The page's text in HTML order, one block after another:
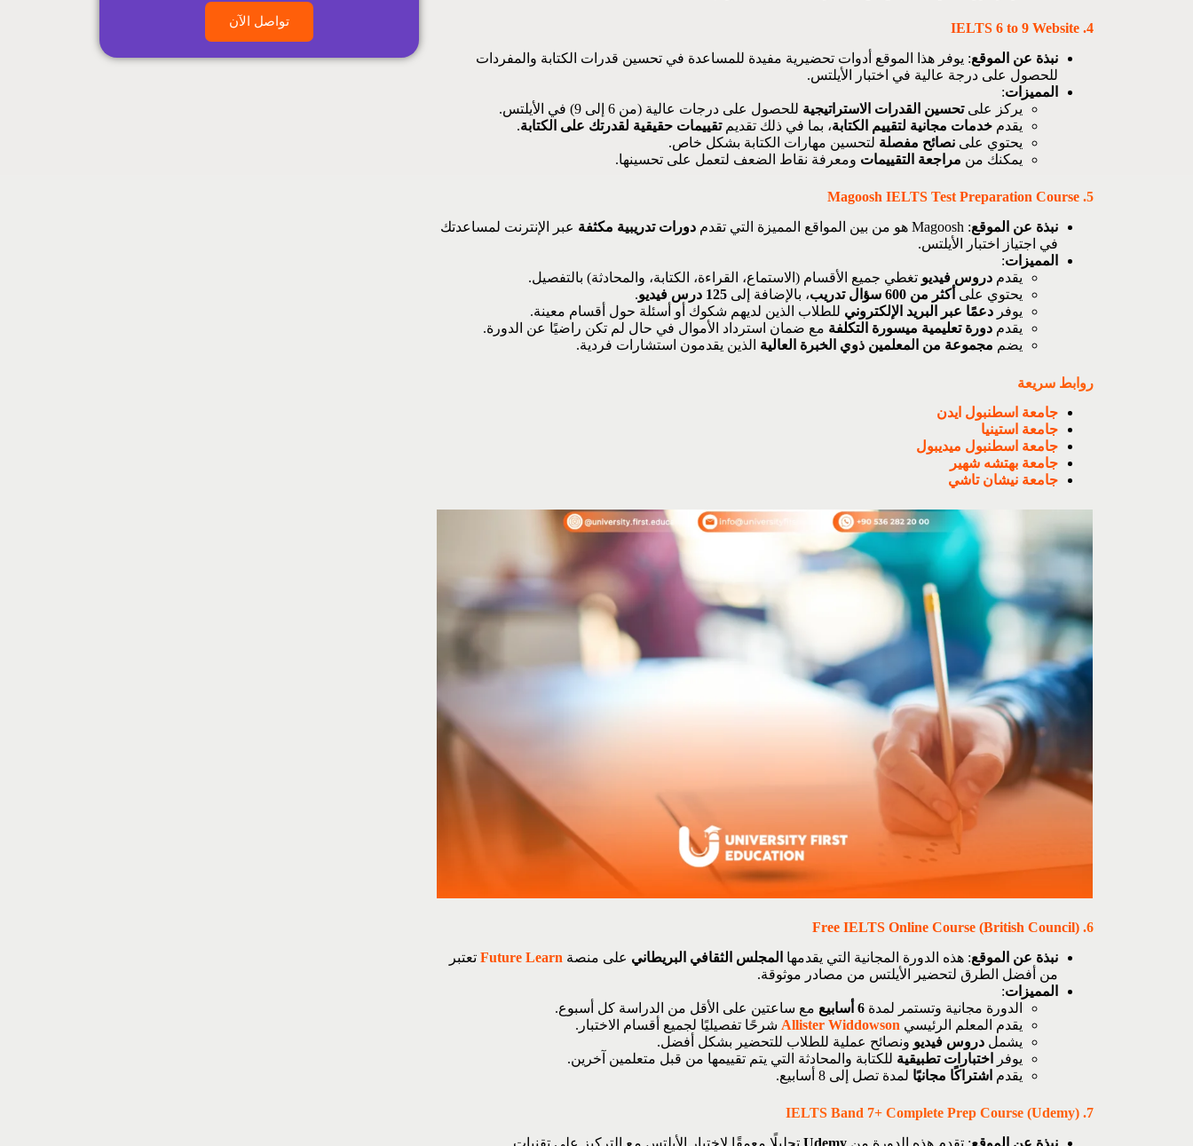
تواصل الآن
4. IELTS 6 to 9 Website
نبذة عن الموقع: يوفر هذا الموقع أدوات تحضيرية مفيدة للمساعدة في تحسين قدرات الكتابة والمفردات
للحصول على درجة عالية في اختبار الأيلتس.
المميزات:
يركز علىتحسين القدرات الاستراتيجية للحصول على درجات عالية (من 6 إلى 9) في الأيلتس.
يقدمخدمات مجانية لتقييم الكتابة، بما في ذلك تقديمتقييمات حقيقية لقدرتك على الكتابة.
يحتوي علىنصائح مفصلة لتحسين مهارات الكتابة بشكل خاص.
يمكنك من مراجعة التقييمات ومعرفة نقاط الضعف لتعمل على تحسينها.
5.
Magoosh IELTS Test Preparation Course
نبذة عن الموقع: Magoosh هو من بين المواقع المميزة التي تقدم دورات تدريبية مكثفة عبر الإنترنت لمساعدتك
في اجتياز اختبار الأيلتس.
المميزات:
يقدمدروس فيديو تغطي جميع الأقسام (الاستماع، القراءة، الكتابة، والمحادثة) بالتفصيل.
يحتوي على أكثر من 600 سؤال تدريب ، بالإضافة إلى125 درس فيديو
.
يوفردعمًا عبر البريد الإلكتروني للطلاب الذين لديهم شكوك أو أسئلة حول أقسام معينة.
يقدمدورة تعليمية ميسورة التكلفة مع ضمان استرداد الأموال في حال لم تكن راضيًا عن الدورة.
يضم مجموعة من المعلمين ذوي الخبرة العالية الذين يقدمون استشارات فردية.
روابط سريعة
جامعة اسطنبول ايدن
جامعة استينيا
جامعة اسطنبول ميديبول
جامعة بهتشه شهير
جامعة نيشان تاشي
6.
Free IELTS Online Course (British Council)
نبذة عن الموقع: هذه الدورة المجانية التي يقدمها المجلس الثقافي البريطاني على منصة Future Learn تعتبر
من أفضل الطرق لتحضير الأيلتس من مصادر موثوقة.
المميزات:
الدورة مجانية وتستمر لمدة6 أسابيع
مع ساعتين على الأقل من الدراسة كل أسبوع.
يقدم المعلم الرئيسي Allister Widdowson شرحًا تفصيليًا لجميع أقسام الاختبار.
يشملدروس فيديو ونصائح عملية للطلاب للتحضير بشكل أفضل.
يوفر
اختبارات تطبيقية للكتابة والمحادثة التي يتم تقييمها من قبل متعلمين آخرين.
يقدم اشتراكًا مجانيًا لمدة تصل إلى 8 أسابيع.
7. IELTS Band 7+ Complete Prep Course (Udemy)
نبذة عن الموقع: تقدم هذه الدورة منUdemy تحليلًا معمقًا لاختبار الأيلتس مع التركيز على تقنيات